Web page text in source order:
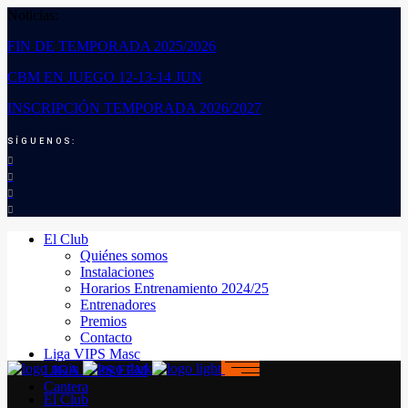
Noticias:
FIN DE TEMPORADA 2025/2026
CBM EN JUEGO 12-13-14 JUN
INSCRIPCIÓN TEMPORADA 2026/2027
SÍGUENOS:
El Club
Quiénes somos
Instalaciones
Horarios Entrenamiento 2024/25
Entrenadores
Premios
Contacto
Liga VIPS Masc
LIGA VIPS FEM
Cantera
El Club